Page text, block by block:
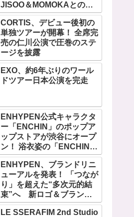
JISOO＆MOMOKAとのス
ペシャルコラボも実現
CORTIS、デビュー後初の
単独ツアーが開幕！ 全席完
売の仁川公演で圧巻のステ
ージを披露
EXO、約6年ぶりのワール
ドツアー日本公演を完走
ENHYPEN公式キャラクタ
ー「ENCHIN」のポップア
ップストアが渋谷にオープ
ン！ 浴衣姿の「ENCHIN」
が登場
ENHYPEN、ブランドリニ
ューアルを発表！ 「つなが
り」を超えた“多次元的結
束”へ 新ロゴ＆ブランド
フィルム公開
LE SSERAFIM 2nd Studio